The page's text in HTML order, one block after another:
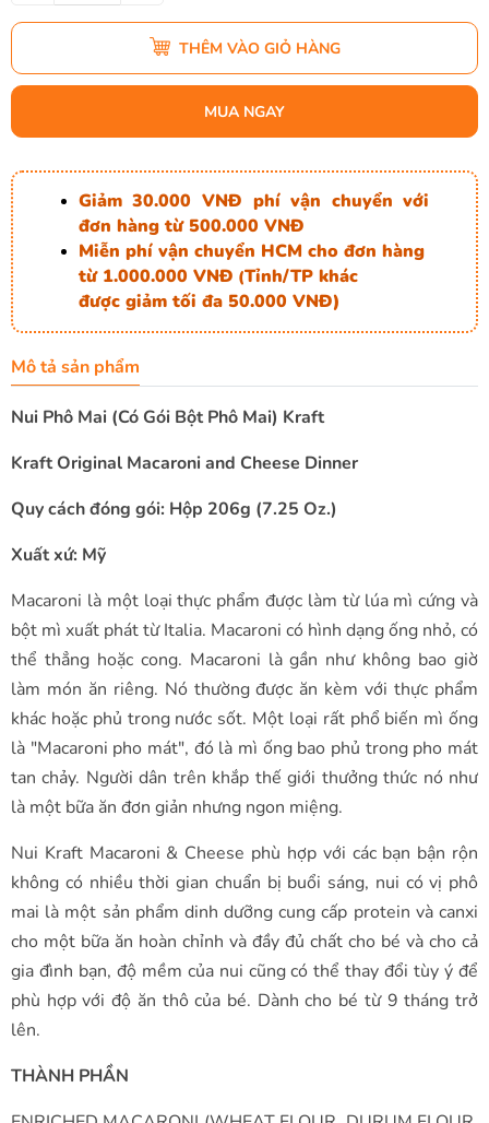
THÊM VÀO GIỎ HÀNG
MUA NGAY
Giảm 30.000 VNĐ phí vận chuyển với
đơn hàng từ 500.000 VNĐ
Miễn phí vận chuyển HCM cho đơn hàng
từ 1.000.000 VNĐ (Tỉnh/TP khác
được giảm tối đa 50.000 VNĐ)
Mô tả sản phẩm
Nui Phô Mai (Có Gói Bột Phô Mai) Kraft
Kraft Original Macaroni and Cheese Dinner
Quy cách đóng gói: Hộp 206g (7.25 Oz.)
Xuất xứ: Mỹ
Macaroni là một loại thực phẩm được làm từ lúa mì cứng và
bột mì xuất phát từ Italia. Macaroni có hình dạng ống nhỏ, có
thể thẳng hoặc cong. Macaroni là gần như không bao giờ
làm món ăn riêng. Nó thường được ăn kèm với thực phẩm
khác hoặc phủ trong nước sốt. Một loại rất phổ biến mì ống
là "Macaroni pho mát", đó là mì ống bao phủ trong pho mát
tan chảy. Người dân trên khắp thế giới thưởng thức nó như
là một bữa ăn đơn giản nhưng ngon miệng.
Nui Kraft Macaroni & Cheese phù hợp với các bạn bận rộn
không có nhiều thời gian chuẩn bị buổi sáng, nui có vị phô
mai là một sản phẩm dinh dưỡng cung cấp protein và canxi
cho một bữa ăn hoàn chỉnh và đầy đủ chất cho bé và cho cả
gia đình bạn, độ mềm của nui cũng có thể thay đổi tùy ý để
phù hợp với độ ăn thô của bé. Dành cho bé từ 9 tháng trở
lên.
THÀNH PHẦN